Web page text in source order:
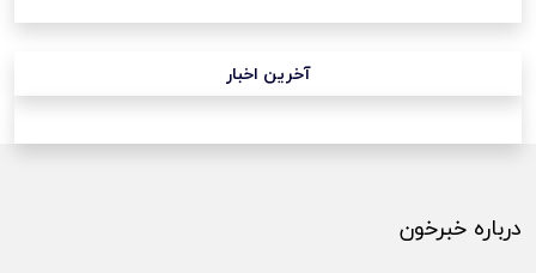
آخرین اخبار
درباره خبرخون